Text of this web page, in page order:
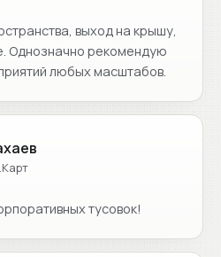
выход на крышу,
Однозначно рекомендую
любых масштабов.
тусовок!